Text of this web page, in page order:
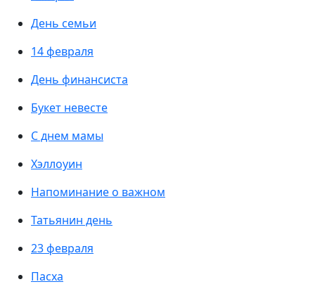
День семьи
14 февраля
День финансиста
Букет невесте
С днем мамы
Хэллоуин
Напоминание о важном
Татьянин день
23 февраля
Пасха